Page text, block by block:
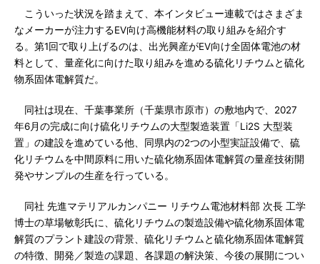
こういった状況を踏まえて、本インタビュー連載ではさまざま
なメーカーが注力するEV向け高機能材料の取り組みを紹介す
る。第1回で取り上げるのは、出光興産がEV向け全固体電池の材
料として、量産化に向けた取り組みを進める硫化リチウムと硫化
物系固体電解質だ。
同社は現在、千葉事業所（千葉県市原市）の敷地内で、2027
年6月の完成に向け硫化リチウムの大型製造装置「Li2S 大型装
置」の建設を進めている他、同県内の2つの小型実証設備で、硫
化リチウムを中間原料に用いた硫化物系固体電解質の量産技術開
発やサンプルの生産を行っている。
同社 先進マテリアルカンパニー リチウム電池材料部 次長 工学
博士の草場敏彰氏に、硫化リチウムの製造設備や硫化物系固体電
解質のプラント建設の背景、硫化リチウムと硫化物系固体電解質
の特徴、開発／製造の課題、各課題の解決策、今後の展開につい